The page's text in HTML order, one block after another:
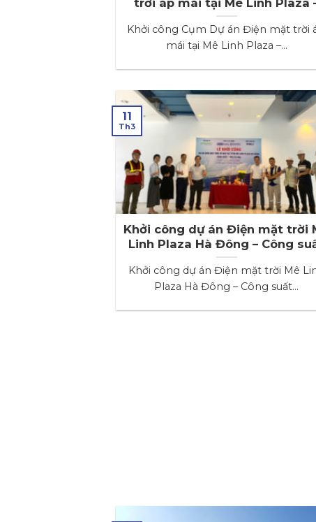
Tổng Công suất lắp đặt
kWp
Khởi công Cụm Dự án Điện mặt trời
mái tại Mê Linh Plaza –...
Khởi công dự án Điện mặt trời
Linh Plaza Hà Đông – Công
905,76 kWp
Khởi công dự án Điện mặt trời Mê
Plaza Hà Đông – Công suất...
11
Th3